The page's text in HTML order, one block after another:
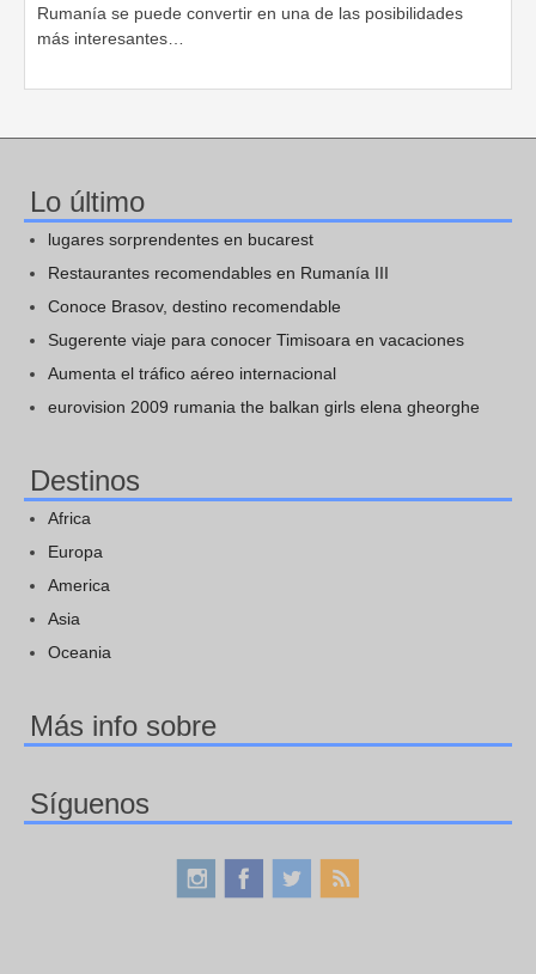
Rumanía se puede convertir en una de las posibilidades
más interesantes…
Lo último
lugares sorprendentes en bucarest
Restaurantes recomendables en Rumanía III
Conoce Brasov, destino recomendable
Sugerente viaje para conocer Timisoara en vacaciones
Aumenta el tráfico aéreo internacional
eurovision 2009 rumania the balkan girls elena gheorghe
Destinos
Africa
Europa
America
Asia
Oceania
Más info sobre
Síguenos